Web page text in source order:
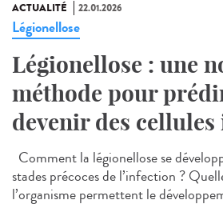
ACTUALITÉ 22.01.2026
Légionellose
Légionellose : une
méthode pour
devenir des cellules
Comment la légionellose se
stades précoces de l’infection ?
l’organisme permettent le